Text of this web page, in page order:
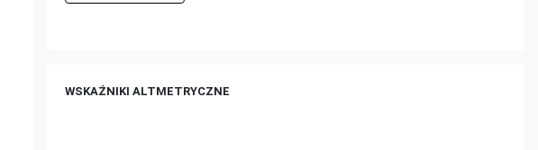
WSKAŹNIKI ALTMETRYCZNE